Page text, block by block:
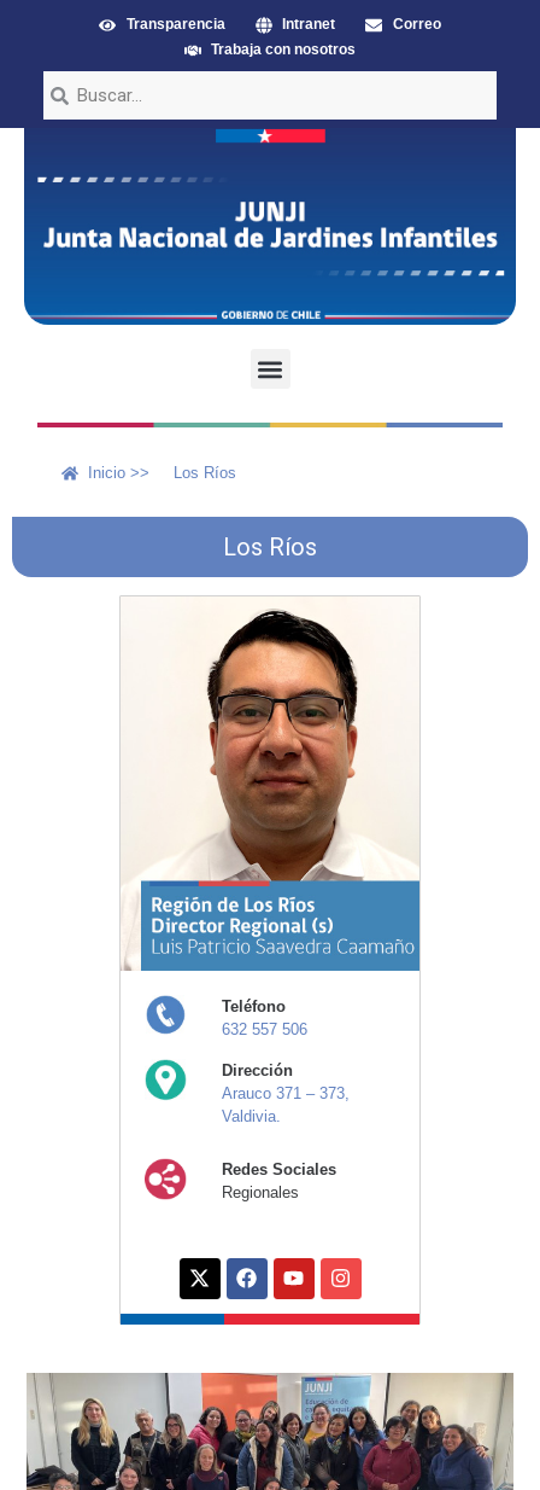
Transparencia Intranet
Correo
Trabaja con nosotros
Inicio >> Los Ríos
Los Ríos
Teléfono
632 557 506
Dirección
Arauco 371 – 373,
Valdivia.
Redes Sociales
Regionales